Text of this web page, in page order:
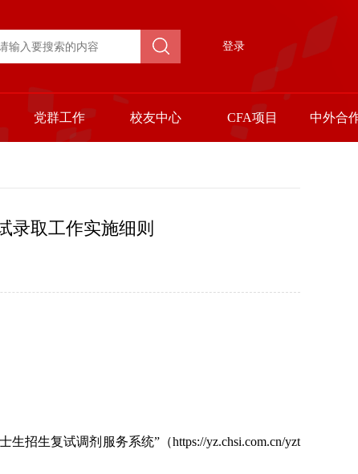
登录
党群工作 校友中心 CFA项目 中外合
录取工作实施细则
招生复试调剂服务系统”（https://yz.chsi.com.cn/yzt